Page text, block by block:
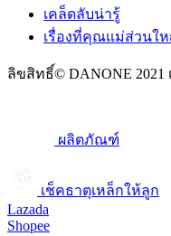
เคล็ดลับน่ารู้
เรื่องที่คุณแม่ส่วนใ
ลิขสิทธิ์© DANONE 2021
ผลิตภัณฑ์
เช็คธาตุเหล็กให้ลูก​
Lazada
Shopee